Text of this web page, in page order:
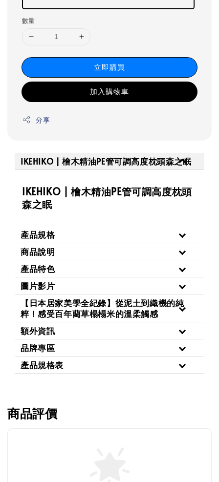
數量
立即購買
加入購物車
分享
IKEHIKO | 檜木精油PE管可調高度枕頭森之眠
IKEHIKO | 檜木精油PE管可調高度枕頭
森之眠
產品規格
商品說明
產品特色
圖片影片
【日本居家美學全紀錄】從泥土到織機的純
粹！感受百年藺草榻榻米的溫柔觸感
額外資訊
品牌專區
產品規格表
商品評價